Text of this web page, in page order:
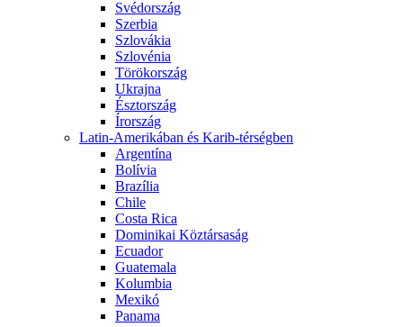
Svédország
Szerbia
Szlovákia
Szlovénia
Törökország
Ukrajna
Észtország
Írország
Latin-Amerikában és Karib-térségben
Argentína
Bolívia
Brazília
Chile
Costa Rica
Dominikai Köztársaság
Ecuador
Guatemala
Kolumbia
Mexikó
Panama